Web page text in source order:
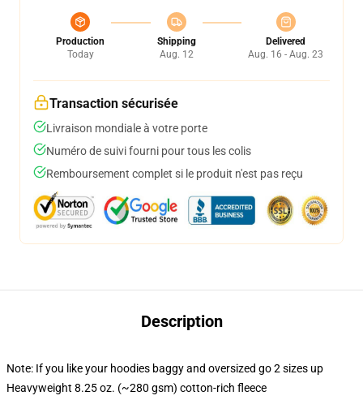
Production
Today
Shipping
Aug. 12
Delivered
Aug. 16 - Aug. 23
Transaction sécurisée
Livraison mondiale à votre porte
Numéro de suivi fourni pour tous les colis
Remboursement complet si le produit n'est pas reçu
Description
Note: If you like your hoodies baggy and oversized go 2 sizes up
Heavyweight 8.25 oz. (~280 gsm) cotton-rich fleece